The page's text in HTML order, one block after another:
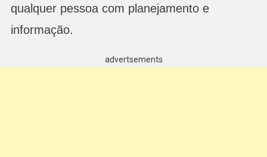
qualquer pessoa com planejamento e
informação.
advertsements